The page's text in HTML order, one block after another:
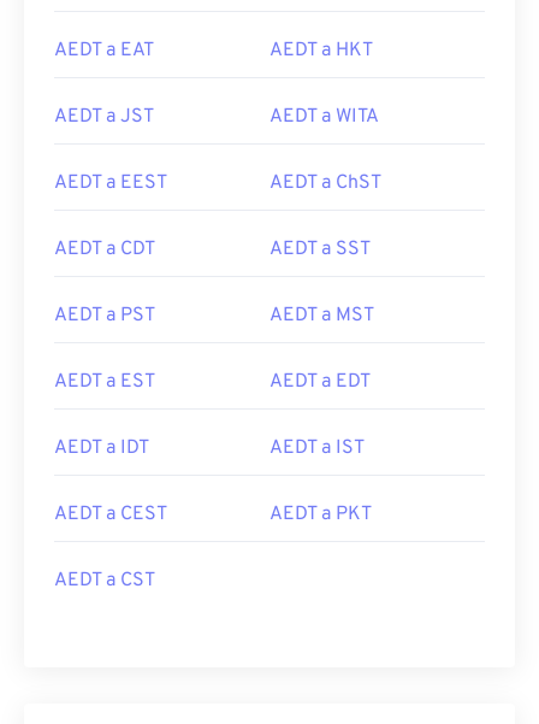
AEDT a EAT AEDT a HKT
AEDT a JST AEDT a WITA
AEDT a EEST AEDT a ChST
AEDT a CDT AEDT a SST
AEDT a PST AEDT a MST
AEDT a EST AEDT a EDT
AEDT a IDT AEDT a IST
AEDT a CEST AEDT a PKT
AEDT a CST